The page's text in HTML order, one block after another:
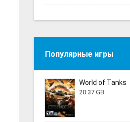
Популярные игры
World of Tanks
20.37 GB